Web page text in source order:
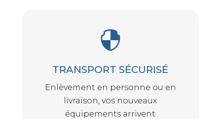

TRANSPORT SÉCURISÉ
Enlèvement en personne ou en
livraison, vos nouveaux
équipements arrivent